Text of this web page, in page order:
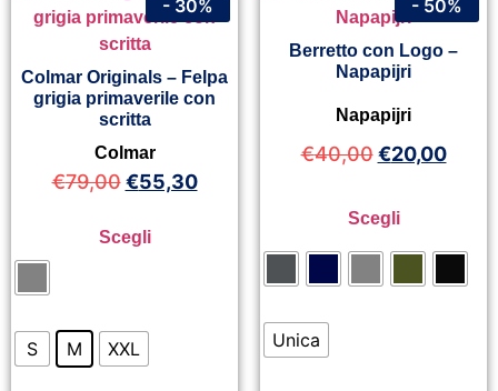
Colmar Originals – Felpa
grigia primaverile con
scritta
Colmar
€79,00 €55,30
Scegli
S M XXL
- 30%
Berretto con Logo –
Napapijri
Napapijri
€40,00 €20,00
Scegli
Unica
- 50%